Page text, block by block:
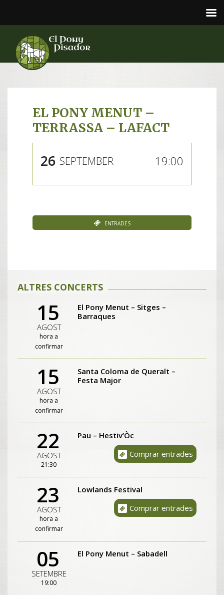
EL PONY MENUT –
TERRASSA – LAFACT
26 SEPTEMBER 19:00
Entrades
ALTRES CONCERTS
15
AGOST
hora a
confirmar
El Pony Menut – Sitges –
Barraques
15
AGOST
hora a
confirmar
Santa Coloma de Queralt –
Festa Major
22
AGOST
21:30
Pau – Hestiv’Òc
Comprar entrades
23
AGOST
hora a
confirmar
Lowlands Festival
Comprar entrades
05
SETEMBRE
19:00
El Pony Menut – Sabadell